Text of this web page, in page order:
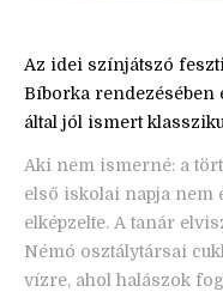
Az idei színjátszó
Bíborka rendezésében
által jól ismert
Aki nem ismerné: a
első iskolai napja nem
elképzelte. A tanár
Némó osztálytársai
vízre, ahol halászok